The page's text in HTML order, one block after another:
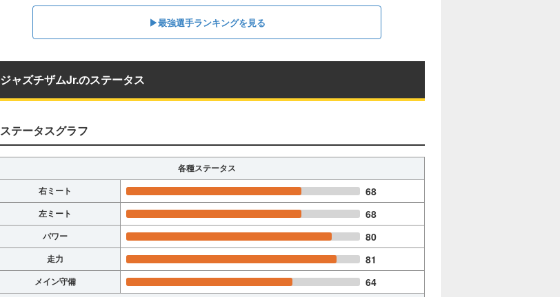
▶︎最強選手ランキングを見る
ジャズチザムJr.のステータス
ステータスグラフ
各種ステータス
右ミート
68
左ミート 68
パワー 80
走力 81
メイン守備 64